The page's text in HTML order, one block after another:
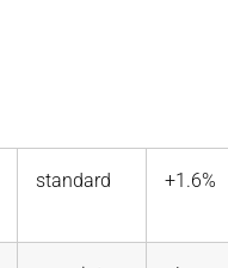
standard +1.6%